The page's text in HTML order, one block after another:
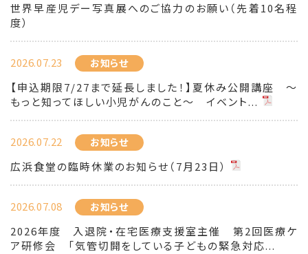
世界早産児デー写真展へのご協力のお願い（先着10名程
度）
2026.07.23 お知らせ
【申込期限7/27まで延長しました！】夏休み公開講座 ～
もっと知ってほしい小児がんのこと～ イベント...
2026.07.22 お知らせ
広浜食堂の臨時休業のお知らせ（7月23日）
2026.07.08 お知らせ
2026年度 入退院・在宅医療支援室主催 第2回医療ケ
ア研修会 「気管切開をしている子どもの緊急対応...